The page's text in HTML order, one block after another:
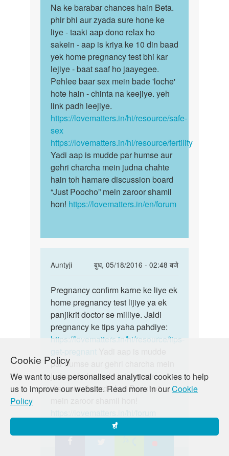
Cookie Policy
We want to use personalised analytical cookies to help
us to improve our website. Read more in ourCookie
Policy
हाँ
to
Aunty
ji
..
Mera
Bf
mere…
by
nitu
Na
ke
barabar
chances
hain…
Na ke barabar chances hain Beta.
phir bhi aur zyada sure hone ke
liye - taaki aap dono relax ho
sakein - aap is kriya ke 10 din baad
yek home pregnancy test bhi kar
lejiye - baat saaf ho jaayegee.
Pehlee baar sex mein bade 'loche'
hote hain - chinta na keejiye. yeh
link padh leejiye.
https://lovematters.in/hi/resource/safe-
sex
https://lovematters.in/hi/resource/fertility
Yadi aap is mudde par humse aur
gehri charcha mein judna chahte
hain toh hamare discussion board
“Just Poocho” mein zaroor shamil
hon! https://lovematters.in/en/forum
Auntyji
बुध, 05/18/2016 - 02:48 बजे
In
to
mam
meri
sadi
ko
ho
by
Pregnancy
confirm
karne
ke
Pregnancy confirm karne ke liye ek
home pregnancy test lijiye ya ek
panjikrit doctor se milliye. Jaldi
pregnancy ke tips yaha pahdiye:
https://lovematters.in/hi/resource/tips-
par humse aur gehri charcha mein
judna chahte hain toh hamare
disccsion board “Just Poocho”